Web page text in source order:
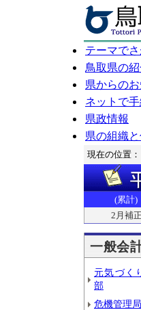
テーマで
鳥取県の
県からの
ネットで
県政情報
県の組織
現在の位置：
(累計)
2月補正
一般会
元気づく
部
危機管理局